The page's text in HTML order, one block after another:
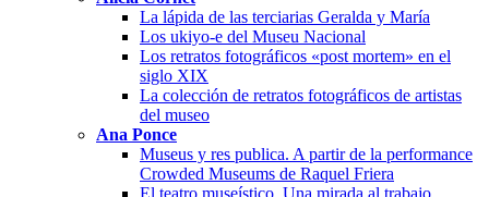
La lápida de las terciarias Geralda y María
Los ukiyo-e del Museu Nacional
Los retratos fotográficos «post mortem» en el
siglo XIX
La colección de retratos fotográficos de artistas
del museo
Ana Ponce
Museus y res publica. A partir de la performance
Crowded Museums de Raquel Friera
El teatro museístico. Una mirada al trabajo